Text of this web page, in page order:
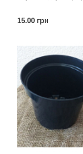
15.00 грн